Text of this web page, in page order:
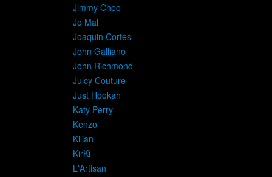
Jimmy Choo
Jo Mal
Joaquin Cortes
John Galliano
John Richmond
Juicy Couture
Just Hookah
Katy Perry
Kenzo
Kilian
KirKi
L'Artisan